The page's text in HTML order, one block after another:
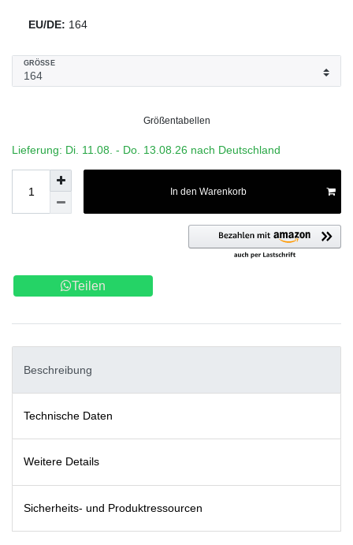
EU/DE: 164
GRÖSSE
Größentabellen
Lieferung: Di. 11.08. - Do. 13.08.26 nach Deutschland
In den Warenkorb
Teilen
Beschreibung
Technische Daten
Weitere Details
Sicherheits- und Produktressourcen